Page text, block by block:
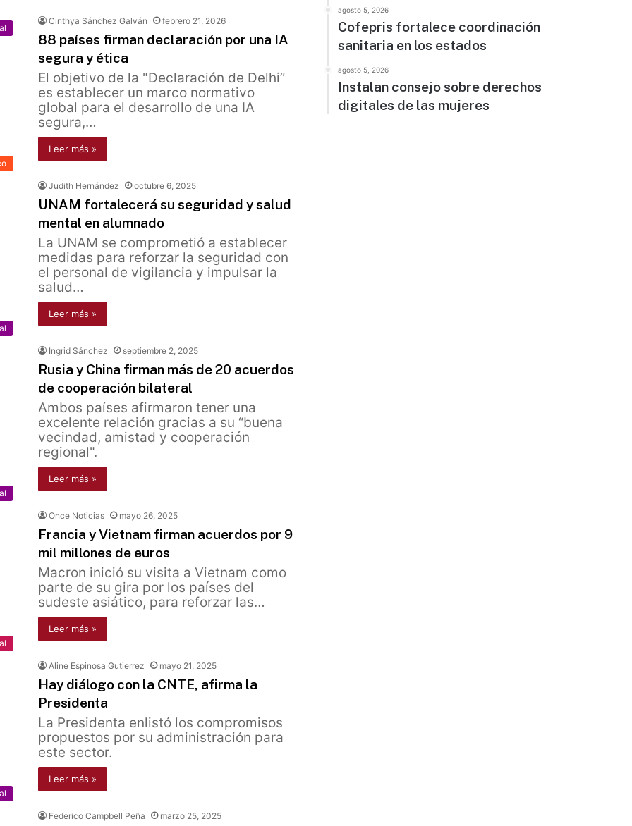
Cinthya Sánchez Galván febrero 21, 2026
88 países firman declaración por una IA
segura y ética
El objetivo de la "Declaración de Delhi”
es establecer un marco normativo
global para el desarrollo de una IA
segura,…
Leer más »
Judith Hernández octubre 6, 2025
UNAM fortalecerá su seguridad y salud
mental en alumnado
La UNAM se comprometió a establecer
medidas para reforzar la seguridad con
el personal de vigilancia y impulsar la
salud…
Leer más »
Ingrid Sánchez septiembre 2, 2025
Rusia y China firman más de 20 acuerdos
de cooperación bilateral
Ambos países afirmaron tener una
excelente relación gracias a su “buena
vecindad, amistad y cooperación
regional".
Leer más »
Once Noticias mayo 26, 2025
Francia y Vietnam firman acuerdos por 9
mil millones de euros
Macron inició su visita a Vietnam como
parte de su gira por los países del
sudeste asiático, para reforzar las…
Leer más »
Aline Espinosa Gutierrez mayo 21, 2025
Hay diálogo con la CNTE, afirma la
Presidenta
La Presidenta enlistó los compromisos
propuestos por su administración para
este sector.
Leer más »
Federico Campbell Peña marzo 25, 2025
agosto 5, 2026
Cofepris fortalece coordinación
sanitaria en los estados
agosto 5, 2026
Instalan consejo sobre derechos
digitales de las mujeres